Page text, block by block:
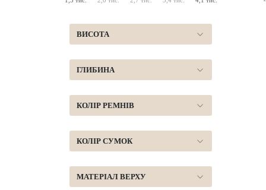
ВИСОТА
ГЛИБИНА
КОЛІР РЕМНІВ
КОЛІР СУМОК
МАТЕРІАЛ ВЕРХУ